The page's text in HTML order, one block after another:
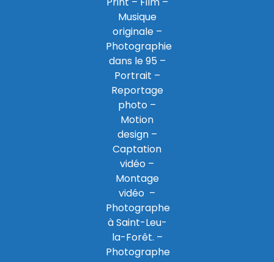
Musique
originale –
Photographie
dans le 95 –
Portrait –
Reportage
photo –
Motion
design –
Captation
vidéo –
Montage
vidéo –
Photographe
à Saint-Leu-
la-Forêt. –
Photographe